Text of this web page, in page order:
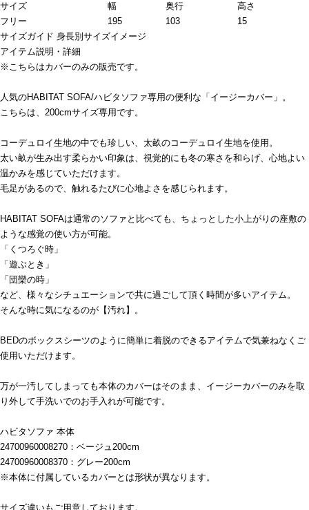
サイズ
幅 奥行
高さ
フリー
195 103
15
サイズガイド 身長別サイズイメージ
アイテム説明・詳細
※こちらはカバーのみの販売です。
人気のHABITAT SOFA/ハビタソファ専用の便利な「イージーカバー」。
こちらは、200cmサイズ専用です。
コーデュロイ生地の中でも珍しい、太畝のコーデュロイ生地を使用。
太い畝が生み出す柔らかい印象は、視覚的にも冬の寒さを和らげ、心地よい
温かみを感じていただけます。
毛足があるので、触れるたびに心地よさを感じられます。
HABITAT SOFAは通常のソファと比べても、ちょっとした小上がりの座敷の
ような感覚の使い方が可能。
「くつろぐ時」
「遊ぶとき」
「団欒の時」
など、様々なシチュエーションで共に過ごして頂く時間が多いアイテム。
そんな時に気になるのが【汚れ】。
BEDのボックスシーツのように簡単に着脱のできるアイテムで気兼ねなくご
使用いただけます。
万が一汚してしまっても本体のカバーはそのまま、イージーカバーのみを取
り外して手洗いでのお手入れが可能です。
ハビタソファ 本体
24700960008270：ベージュ200cm
24700960008370：グレー200cm
※本体に付属しているカバーとは形状が異なります。
サイズ違いもご用意しております。